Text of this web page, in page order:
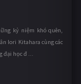
kỷ niệm khó quên,
Iori Kitahara cùng các
học đ ...